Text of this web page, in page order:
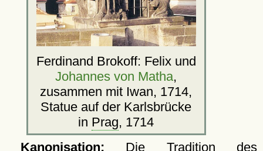
Ferdinand Brokoff: Felix und
Johannes von Matha,
zusammen mit Iwan, 1714,
Statue auf der Karlsbrücke
in Prag, 1714
Kanonisation: Die Tradition des